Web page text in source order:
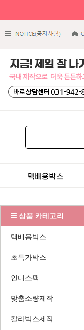
상품 카테고리
택배용박스
초특가박스
인디스팩
맞춤소량제작
칼라박스제작